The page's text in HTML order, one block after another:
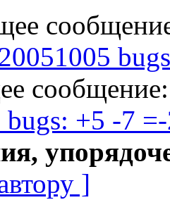
bugs: +5 -7
]